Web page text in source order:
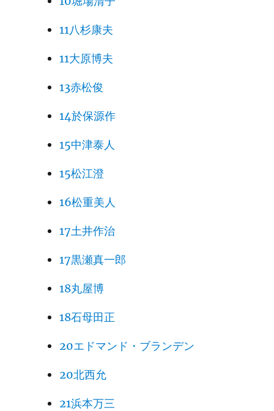
11八杉康夫
11大原博夫
13赤松俊
14於保源作
15中津泰人
15松江澄
16松重美人
17土井作治
17黒瀬真一郎
18丸屋博
18石母田正
20エドマンド・ブランデン
20北西允
21浜本万三